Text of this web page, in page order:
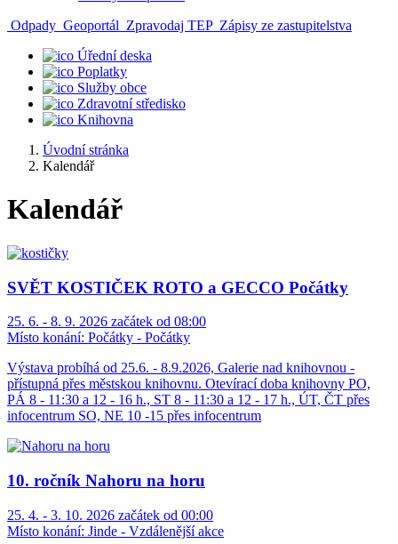
Odpady Geoportál Zpravodaj TEP Zápisy ze zastupitelstva
Úřední deska
Poplatky
Služby obce
Zdravotní středisko
Knihovna
Úvodní stránka
Kalendář
Kalendář
SVĚT KOSTIČEK ROTO a GECCO Počátky
25. 6. - 8. 9. 2026 začátek od 08:00
Místo konání: Počátky - Počátky
Výstava probíhá od 25.6. - 8.9.2026, Galerie nad knihovnou -
přístupná přes městskou knihovnu. Otevírací doba knihovny PO,
PÁ 8 - 11:30 a 12 - 16 h., ST 8 - 11:30 a 12 - 17 h., ÚT, ČT přes
infocentrum SO, NE 10 -15 přes infocentrum
10. ročník Nahoru na horu
25. 4. - 3. 10. 2026 začátek od 00:00
Místo konání: Jinde - Vzdálenější akce